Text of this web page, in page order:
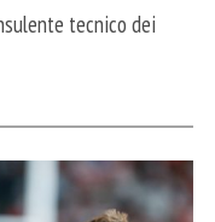
tecnico dei